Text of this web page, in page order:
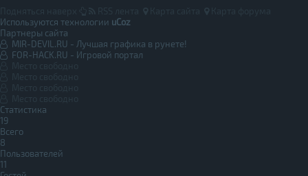
Используются технологии uCoz
Партнеры сайта
MIR-DEVIL.RU - Лучшая графика в рунете!
FOR-HACK.RU - Игровой портал
Статистика
19
Всего
8
Пользователей
11